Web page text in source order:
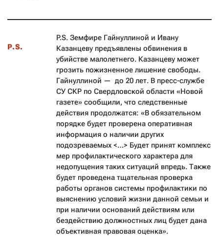
P.S.
P.S. Земфире Гайнуллиной и Ивану
Казанцеву предъявлены обвинения в
убийстве малолетнего. Казанцеву может
грозить пожизненное лишение свободы.
Гайнуллиной — до 20 лет. В пресс-службе
СУ СКР по Свердловской области «Новой
газете» сообщили, что следственные
действия продолжатся: «В обязательном
порядке будет проверена оперативная
информация о наличии других
подозреваемых <…> Будет принят комплекс
мер профилактического характера для
недопущения таких ситуаций впредь. Также
будет проведена тщательная проверка
работы органов системы профилактики по
выяснению условий жизни данной семьи и
при наличии оснований действиям или
бездействию должностных лиц будет дана
объективная правовая оценка».